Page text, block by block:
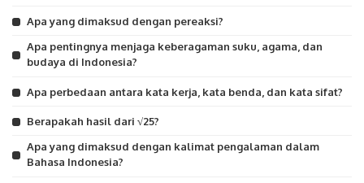
Apa yang dimaksud dengan pereaksi?
Apa pentingnya menjaga keberagaman suku, agama, dan
budaya di Indonesia?
Apa perbedaan antara kata kerja, kata benda, dan kata sifat?
Berapakah hasil dari √25?
Apa yang dimaksud dengan kalimat pengalaman dalam
Bahasa Indonesia?